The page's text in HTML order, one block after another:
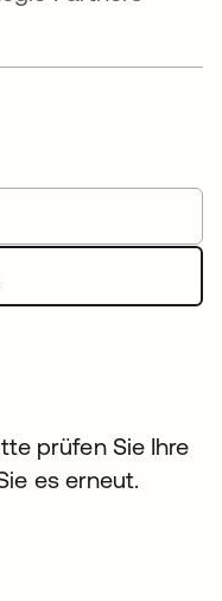
prüfen Sie Ihre
es erneut.